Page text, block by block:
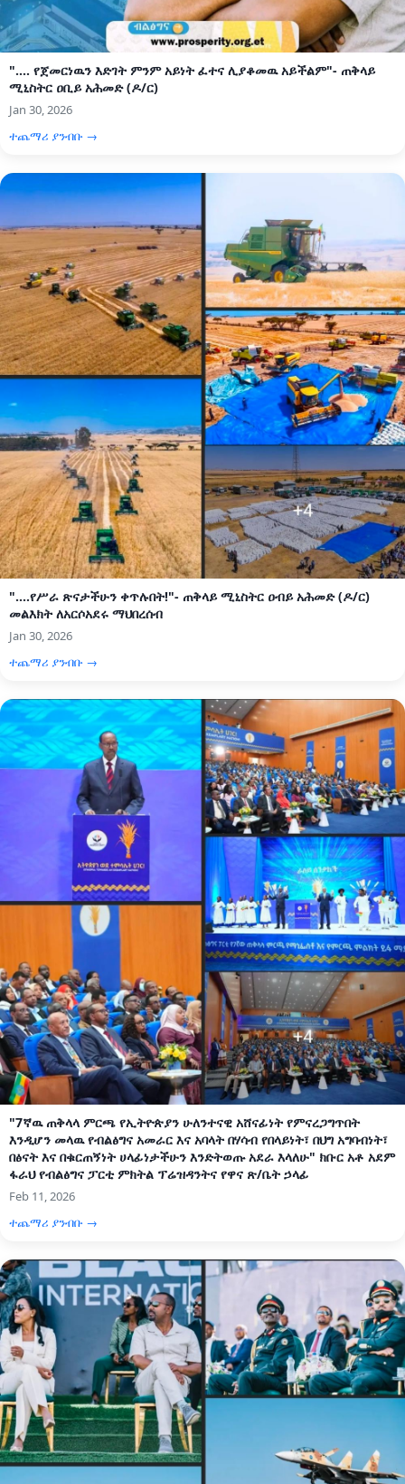
".... የጀመርነዉን እድገት ምንም አይነት ፈተና ሊያቆመዉ አይችልም"- ጠቅላይ
ሚኒስትር ዐቢይ አሕመድ (ዶ/ር)
Jan 30, 2026
ተጨማሪ ያንብቡ →
"....የሥራ ጽናታችሁን ቀጥሉበት!"- ጠቅላይ ሚኒስትር ዐብይ አሕመድ (ዶ/ር)
መልእክት ለአርሶአደሩ ማህበረሰብ
Jan 30, 2026
ተጨማሪ ያንብቡ →
"7ኛዉ ጠቅላላ ምርጫ የኢትዮጵያን ሁለንተናዊ አሸናፊነት የምናረጋግጥበት
እንዲሆን መላዉ የብልፅግና አመራር እና አባላት በሃሳብ የበላይነት፣ በህግ አግባብነት፣
በፅናት እና በቁርጠኝነት ሀላፊነታችሁን እንድትወጡ አደራ እላለሁ" ክቡር አቶ አደም
ፋራህ የብልፅግና ፓርቲ ምክትል ፕሬዝዳንትና የዋና ጽ/ቤት ኃላፊ
Feb 11, 2026
ተጨማሪ ያንብቡ →